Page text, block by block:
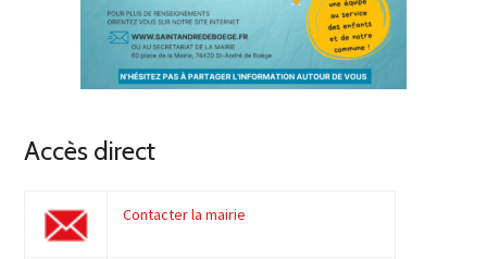
Accès direct
Contacter la mairie